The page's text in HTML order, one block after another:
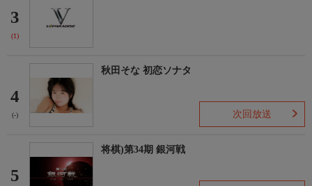
3
(1)
4
(-)
秋田そな 初恋ソナタ
次回放送
5
将棋)第34期 銀河戦